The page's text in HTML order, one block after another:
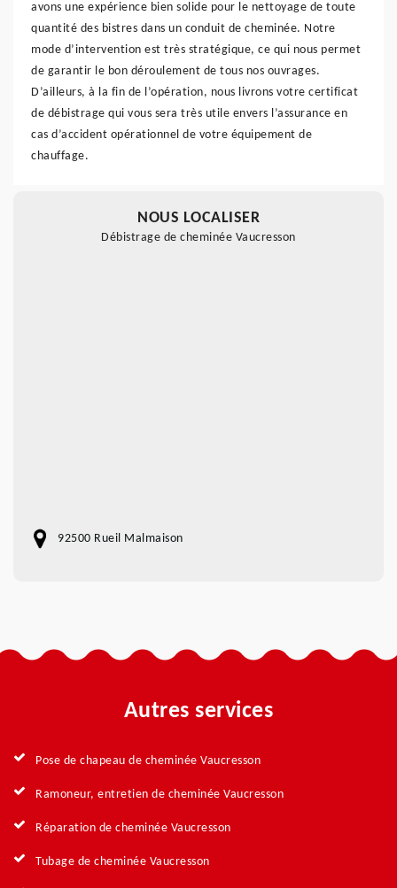
avons une expérience bien solide pour le nettoyage de toute
quantité des bistres dans un conduit de cheminée. Notre
mode d’intervention est très stratégique, ce qui nous permet
de garantir le bon déroulement de tous nos ouvrages.
D’ailleurs, à la fin de l’opération, nous livrons votre certificat
de débistrage qui vous sera très utile envers l’assurance en
cas d’accident opérationnel de votre équipement de
chauffage.
NOUS LOCALISER
Débistrage de cheminée Vaucresson
92500 Rueil Malmaison
Autres services
Pose de chapeau de cheminée Vaucresson
Ramoneur, entretien de cheminée Vaucresson
Réparation de cheminée Vaucresson
Tubage de cheminée Vaucresson